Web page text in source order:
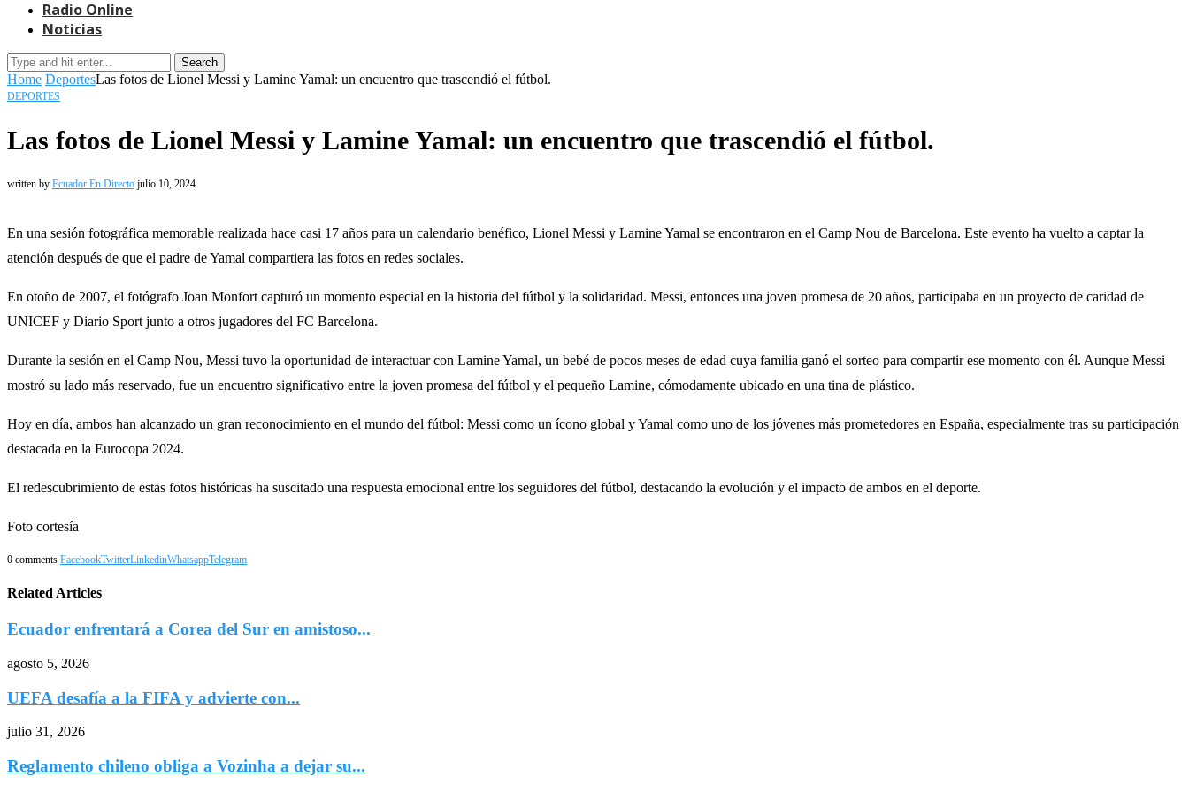
Radio Online
Noticias
Search
Home DeportesLas fotos de Lionel Messi y Lamine Yamal: un encuentro que trascendió el fútbol.
DEPORTES
Las fotos de Lionel Messi y Lamine Yamal: un encuentro que trascendió el fútbol.
written by Ecuador En Directo julio 10, 2024
En una sesión fotográfica memorable realizada hace casi 17 años para un calendario benéfico, Lionel Messi y Lamine Yamal se encontraron en el Camp Nou de Barcelona. Este evento ha vuelto a captar la
atención después de que el padre de Yamal compartiera las fotos en redes sociales.
En otoño de 2007, el fotógrafo Joan Monfort capturó un momento especial en la historia del fútbol y la solidaridad. Messi, entonces una joven promesa de 20 años, participaba en un proyecto de caridad de
UNICEF y Diario Sport junto a otros jugadores del FC Barcelona.
Durante la sesión en el Camp Nou, Messi tuvo la oportunidad de interactuar con Lamine Yamal, un bebé de pocos meses de edad cuya familia ganó el sorteo para compartir ese momento con él. Aunque Messi
mostró su lado más reservado, fue un encuentro significativo entre la joven promesa del fútbol y el pequeño Lamine, cómodamente ubicado en una tina de plástico.
Hoy en día, ambos han alcanzado un gran reconocimiento en el mundo del fútbol: Messi como un ícono global y Yamal como uno de los jóvenes más prometedores en España, especialmente tras su participación
destacada en la Eurocopa 2024.
El redescubrimiento de estas fotos históricas ha suscitado una respuesta emocional entre los seguidores del fútbol, destacando la evolución y el impacto de ambos en el deporte.
Foto cortesía
0 comments FacebookTwitterLinkedinWhatsappTelegram
Related Articles
Ecuador enfrentará a Corea del Sur en amistoso...
agosto 5, 2026
UEFA desafía a la FIFA y advierte con...
julio 31, 2026
Reglamento chileno obliga a Vozinha a dejar su...